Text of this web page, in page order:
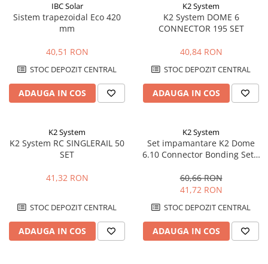
IBC Solar
Sistem trapezoidal Eco 420
mm
40,51 RON
STOC DEPOZIT CENTRAL
ADAUGA IN COS
K2 System
K2 System DOME 6
CONNECTOR 195 SET
40,84 RON
STOC DEPOZIT CENTRAL
ADAUGA IN COS
K2 System
K2 System RC SINGLERAIL 50
SET
41,32 RON
STOC DEPOZIT CENTRAL
ADAUGA IN COS
K2 System
Set impamantare K2 Dome
6.10 Connector Bonding Set –
6
60,66 RON
41,72 RON
STOC DEPOZIT CENTRAL
ADAUGA IN COS